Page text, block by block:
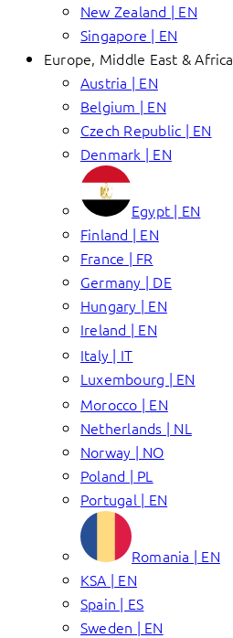
New Zealand | EN
Singapore | EN
Europe, Middle East & Africa
Austria | EN
Belgium | EN
Czech Republic | EN
Denmark | EN
Egypt | EN
Finland | EN
France | FR
Germany | DE
Hungary | EN
Ireland | EN
Italy | IT
Luxembourg | EN
Morocco | EN
Netherlands | NL
Norway | NO
Poland | PL
Portugal | EN
Romania | EN
KSA | EN
Spain | ES
Sweden | EN